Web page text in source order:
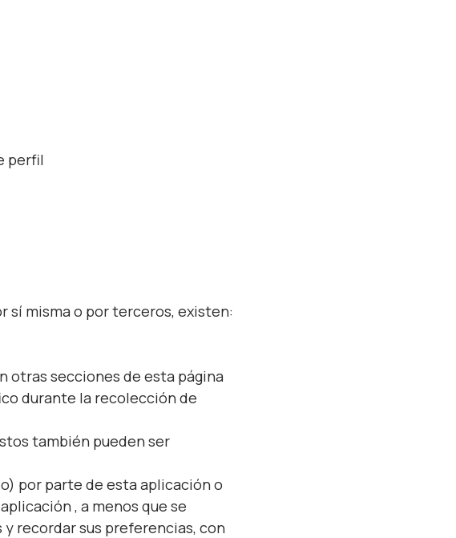
perfil
sí misma o por terceros, existen:
otras secciones de esta página
durante la recolección de
también pueden ser
por parte de esta aplicación o
, a menos que se
recordar sus preferencias, con